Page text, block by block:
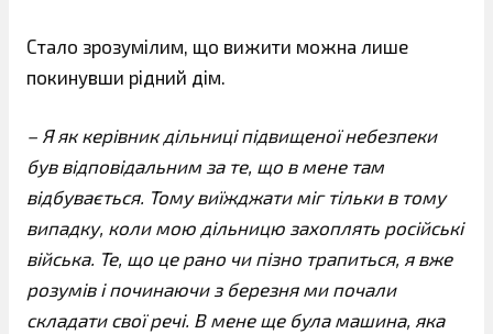
Стало зрозумілим, що вижити можна лише
покинувши рідний дім.
– Я як керівник дільниці підвищеної небезпеки
був відповідальним за те, що в мене там
відбувається. Тому виїжджати міг тільки в тому
випадку, коли мою дільницю захоплять російські
війська. Те, що це рано чи пізно трапиться, я вже
розумів і починаючи з березня ми почали
складати свої речі. В мене ще була машина, яка